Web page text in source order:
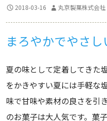
2018-03-16 丸京製菓株式会社
まろやかでやさ
夏の味として定着してきた
をかきやすい夏には手軽な
味で甘味や素材の良さを引
のお菓子は大人気です。菓